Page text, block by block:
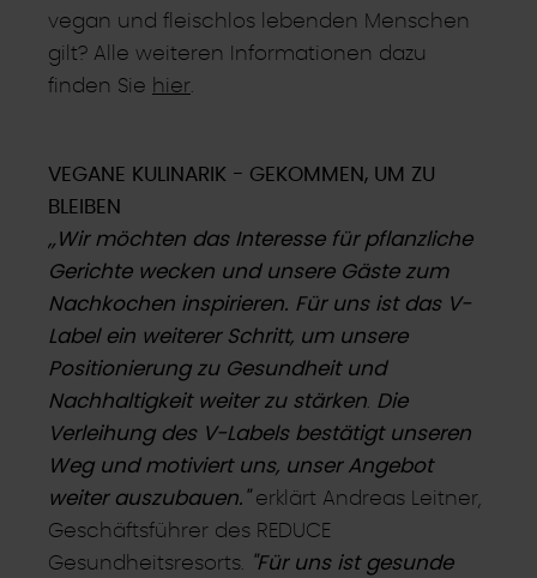
vegan und fleischlos lebenden Menschen
gilt? Alle weiteren Informationen dazu
finden Sie hier
VEGANE KULINARIK - GEKOMMEN, UM ZU
BLEIBEN
„Wir möchten das Interesse für pflanzliche
Gerichte wecken und unsere Gäste zum
Nachkochen inspirieren. Für uns ist das V-
Label ein weiterer Schritt, um unsere
Positionierung zu Gesundheit und
Nachhaltigkeit weiter zu stärken Die
Verleihung des V-Labels bestätigt unseren
Weg und motiviert uns, unser Angebot
weiter auszubauen." erklärt Andreas Leitner,
Geschäftsführer des REDUCE
Gesundheitsresorts.
"Für uns ist gesunde